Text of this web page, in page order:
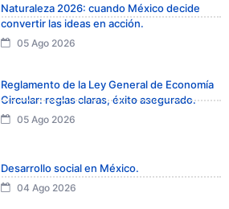
Naturaleza 2026: cuando México decide
convertir las ideas en acción.
05 Ago 2026
Reglamento de la Ley General de Economía
Circular: reglas claras, éxito asegurado.
05 Ago 2026
Desarrollo social en México.
04 Ago 2026